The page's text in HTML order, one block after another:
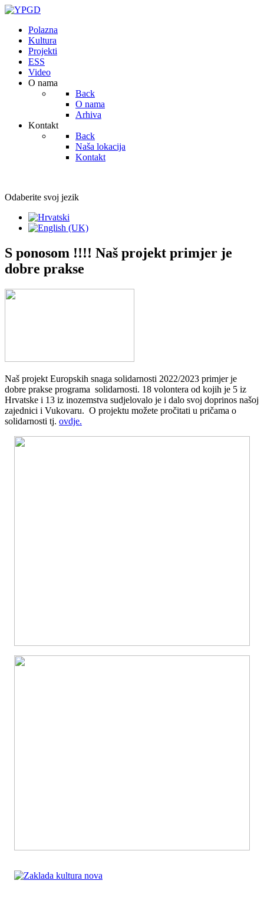
Polazna
Kultura
Projekti
ESS
Video
O nama
Back
O nama
Arhiva
Kontakt
Back
Naša lokacija
Kontakt
Odaberite svoj jezik
S ponosom !!!! Naš projekt primjer je
dobre prakse
Naš projekt Europskih snaga solidarnosti 2022/2023 primjer je
dobre prakse programa solidarnosti. 18 volontera od kojih je 5 iz
Hrvatske i 13 iz inozemstva sudjelovalo je i dalo svoj doprinos našoj
zajednici i Vukovaru. O projektu možete pročitati u pričama o
solidarnosti tj. ovdje.